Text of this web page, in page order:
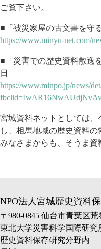
ご覧下さい。
■「被災家屋の古文書を守
https://www.minyu-net.com/
■「災害での歴史資料散
日
https://www.minpo.jp/news/
宮城資料ネットとしては
し、相馬地域の歴史資料
みなさまからも、そうま
NPO法人宮城歴史資料
〒980-0845 仙台市青葉区荒
東北大学災害科学国際研究
歴史資料保存研究分野内